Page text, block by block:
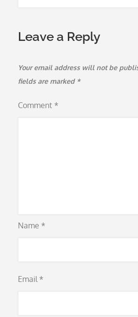
Leave a Reply
Your email address will not be
fields are marked *
Comment *
Name *
Email *